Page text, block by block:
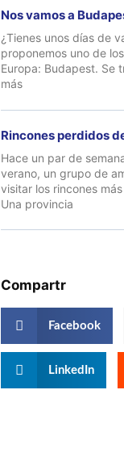
Nos vamos a
¿Tienes unos días de
proponemos uno de
Europa: Budapest. Se
más
Rincones perdidos
Hace un par de
verano, un grupo de
visitar los rincones
Una provincia
Compartr
Facebook
LinkedIn